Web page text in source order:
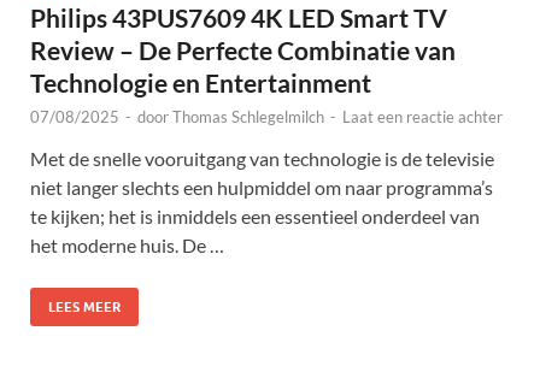
Philips 43PUS7609 4K LED Smart TV
Review – De Perfecte Combinatie van
Technologie en Entertainment
07/08/2025 - doorThomas Schlegelmilch - Laat een reactie achter
Met de snelle vooruitgang van technologie is de televisie
niet langer slechts een hulpmiddel om naar programma’s
te kijken; het is inmiddels een essentieel onderdeel van
het moderne huis. De …
LEES MEER